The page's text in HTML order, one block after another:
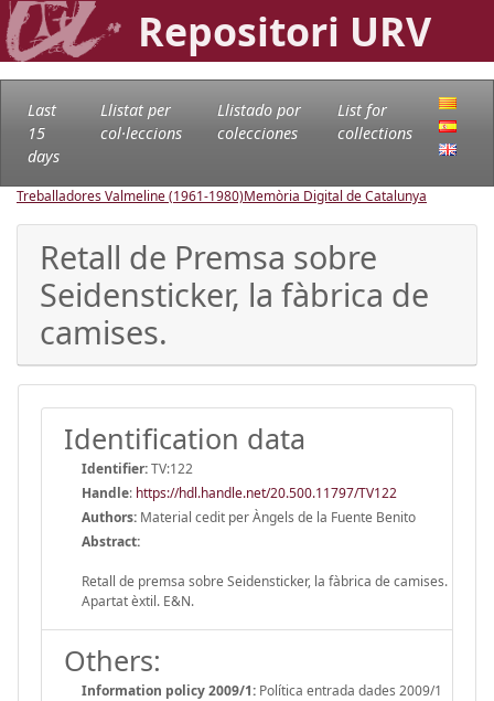
Repositori URV
Last
15
days
Llistat per
col·leccions
Llistado por
colecciones
List for
collections
Treballadores Valmeline (1961-1980)Memòria Digital de Catalunya
Retall de Premsa sobre
Seidensticker, la fàbrica de
camises.
Identification data
Identifier:TV:122
Handle: https://hdl.handle.net/20.500.11797/TV122
Authors: Material cedit per Àngels de la Fuente Benito
Abstract:
Retall de premsa sobre Seidensticker, la fàbrica de camises.
Apartat èxtil. E&N.
Others:
Information policy 2009/1: Política entrada dades 2009/1